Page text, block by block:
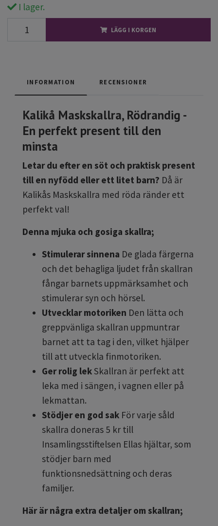
I lager.
LÄGG I KORGEN
INFORMATION RECENSIONER
Kalikå Maskskallra, Rödrandig -
En perfekt present till den
minsta
Letar du efter en söt och praktisk present
till en nyfödd eller ett litet barn? Då är
Kalikås Maskskallra med röda ränder ett
perfekt val!
Denna mjuka och gosiga skallra;
Stimulerar sinnena De glada färgerna
och det behagliga ljudet från skallran
fångar barnets uppmärksamhet och
stimulerar syn och hörsel.
Utvecklar motoriken Den lätta och
greppvänliga skallran uppmuntrar
barnet att ta tag i den, vilket hjälper
till att utveckla finmotoriken.
Ger rolig lekSkallran är perfekt att
leka med i sängen, i vagnen eller på
lekmattan.
Stödjer en god sak För varje såld
skallra doneras 5 kr till
Insamlingsstiftelsen Ellas hjältar, som
stödjer barn med
funktionsnedsättning och deras
familjer.
Här är några extra detaljer om skallran;